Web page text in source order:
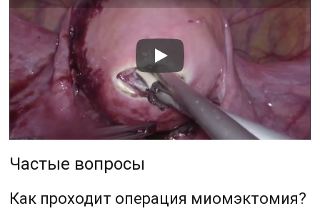
Частые вопросы
Как проходит операция миомэктомия?